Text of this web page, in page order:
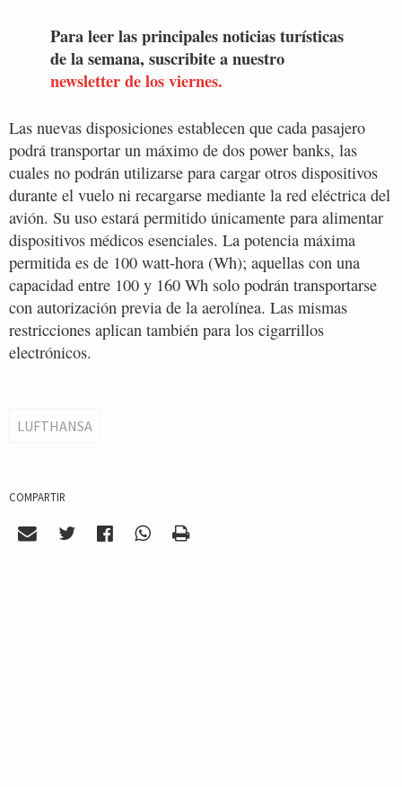
Para leer las principales noticias turísticas
de la semana, suscribite a nuestro
newsletter de los viernes.
Las nuevas disposiciones establecen que cada pasajero
podrá transportar un máximo de dos power banks, las
cuales no podrán utilizarse para cargar otros dispositivos
durante el vuelo ni recargarse mediante la red eléctrica del
avión. Su uso estará permitido únicamente para alimentar
dispositivos médicos esenciales. La potencia máxima
permitida es de 100 watt-hora (Wh); aquellas con una
capacidad entre 100 y 160 Wh solo podrán transportarse
con autorización previa de la aerolínea. Las mismas
restricciones aplican también para los cigarrillos
electrónicos.
LUFTHANSA
COMPARTIR